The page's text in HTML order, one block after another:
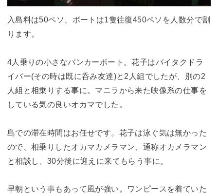
入島料は50ペソ、ボートは1隻往復450ペソを人数分で割
ります。
4人乗りの小さなバンカーボート。花子はバイタクドラ
イバー(その時は既に呑み友達)と2人組でしたが、別の2
人組と相乗りする事に。マニラから来た映像系の仕事を
している気の良いオカマでした。
島での滞在時間はお任せです。花子は泳ぐ気は無かった
ので、相乗りしたオカマカメラマン、通称オカメラマン
と相談し、30分後に迎えに来てもらう事に。
早朝という事もあって風が強い。ワンピースを着ていた